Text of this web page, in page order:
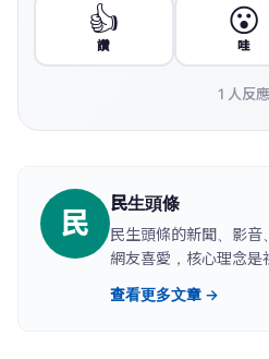
👍
讚
😮
哇
1 人反應
民
民生頭條
民生頭條的新聞、影
網友喜愛，核心理念是
互動及行銷優化；沒有
家共筆，提供行銷專案
查看更多文章 →